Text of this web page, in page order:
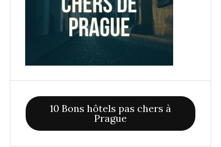
10 Bons hôtels pas chers à
Prague